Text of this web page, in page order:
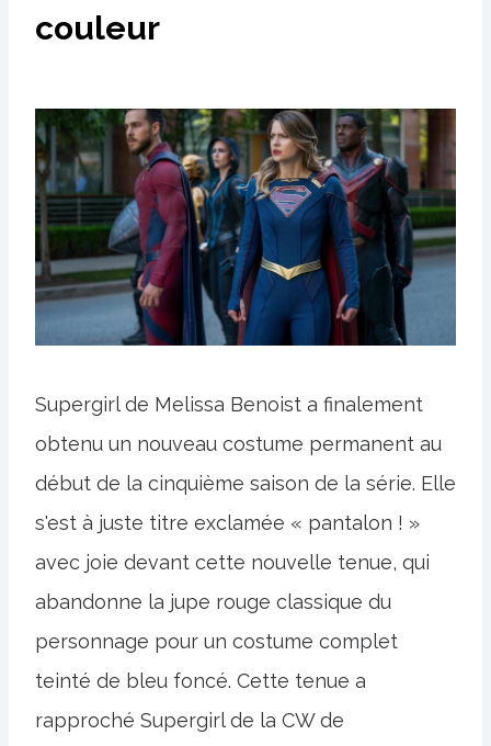
couleur
Supergirl de Melissa Benoist a finalement
obtenu un nouveau costume permanent au
début de la cinquième saison de la série. Elle
s'est à juste titre exclamée « pantalon ! »
avec joie devant cette nouvelle tenue, qui
abandonne la jupe rouge classique du
personnage pour un costume complet
teinté de bleu foncé. Cette tenue a
rapproché Supergirl de la CW de